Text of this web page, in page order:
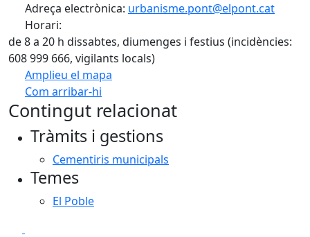
Adreça electrònica: urbanisme.pont@elpont.cat
Horari:
de 8 a 20 h dissabtes, diumenges i festius (incidències:
608 999 666, vigilants locals)
Amplieu el mapa
Com arribar-hi
+
Contingut relacionat
Tràmits i gestions
Cementiris municipals
Temes
El Poble